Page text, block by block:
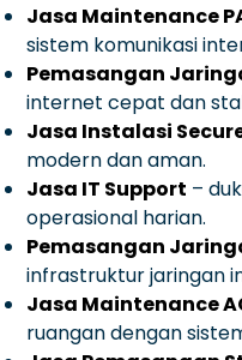
Jasa Maintenance
sistem komunikasi
Pemasangan
internet cepat dan
Jasa Instalasi
modern dan aman.
Jasa IT Support –
operasional harian.
Pemasangan
infrastruktur jaringan
Jasa Maintenance
ruangan dengan